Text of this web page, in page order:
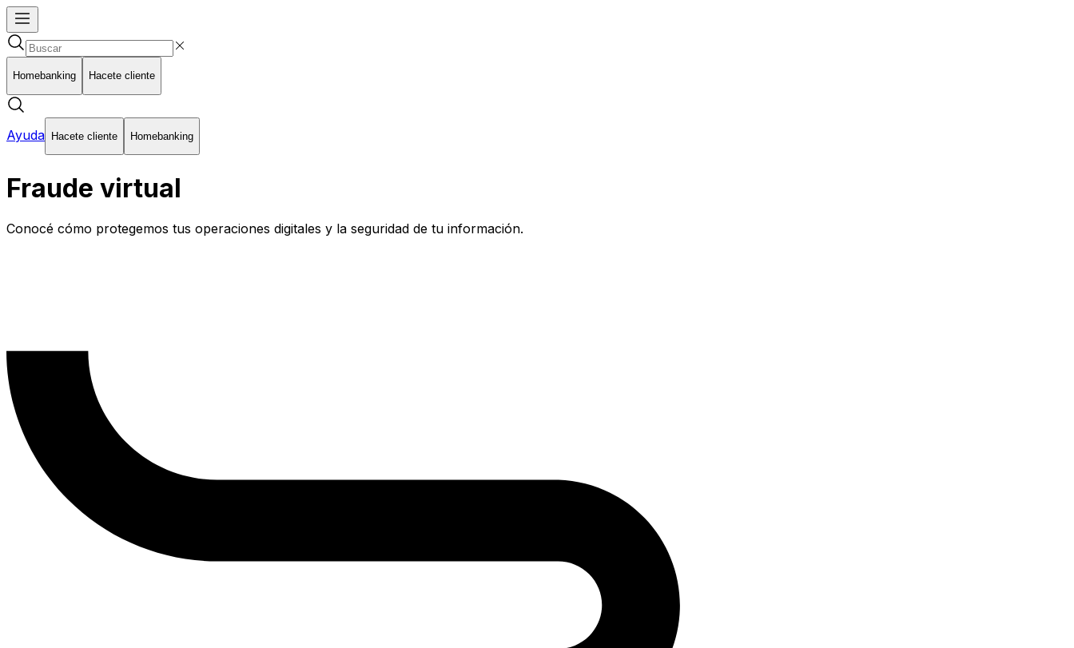
Homebanking Hacete cliente
Ayuda Hacete cliente Homebanking
Fraude virtual
Conocé cómo protegemos tus operaciones digitales y la seguridad de tu información.